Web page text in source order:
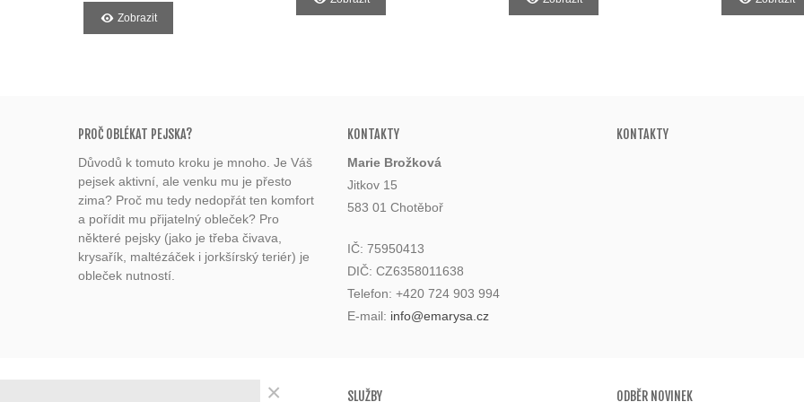
Zobrazit
PROČ OBLÉKAT PEJSKA?
Důvodů k tomuto kroku je mnoho. Je Váš
pejsek aktivní, ale venku mu je přesto
zima? Proč mu tedy nedopřát ten komfort
a pořídit mu přijatelný obleček? Pro
některé pejsky (jako je třeba čivava,
krysařík, maltézáček i jorkšírský teriér) je
obleček nutností.
KONTAKTY
Marie Brožková
Jitkov 15
583 01 Chotěboř
IČ: 75950413
DIČ: CZ6358011638
Telefon: +420 724 903 994
E-mail: info@emarysa.cz
KONTAKTY
SLUŽBY ODBĚR NOVINEK
×